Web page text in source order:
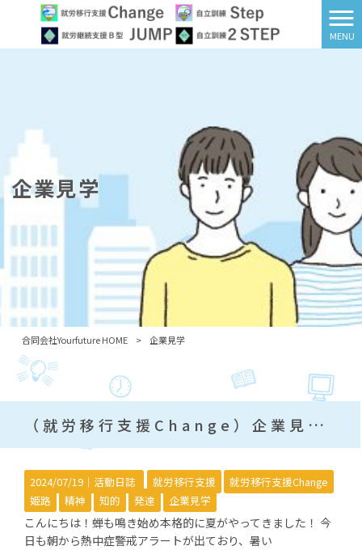
MENU
企業見学
合同会社Yourfuture HOME > 企業見学
（就労移行支援Change）企業見学！
2024/07/19｜ 活動日誌 就労移行支援
就労移行支援Change
姫路
精神 知的 発達 企業見学
こんにちは！蝉も鳴き始め本格的に夏がやってきました！ 今
日も朝から熱中症警戒アラートが出ており、暑い